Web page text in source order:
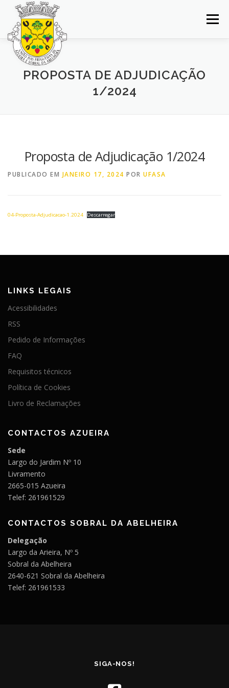
Saltar
conteúdo
Menu
INÍCIO JUNTA DE FREGUESIA
NOTÍCIAS
PROPOSTA DE ADJUDICAÇÃO
1/2024
Proposta de Adjudicação 1/2024
PUBLICADO EM JANEIRO 17, 2024 POR UFASA
04-Proposta-Adjudicacao-1.2024 Descarregar
LINKS LEGAIS
Acessibilidades
RSS
Pedido de Informações
FAQ
Requisitos técnicos
Política de Cookies
Livro de Reclamações
CONTACTOS AZUEIRA
Sede
Largo do Jardim Nº 10
Livramento
2665-015 Azueira
Telef: 261961529
CONTACTOS SOBRAL DA ABELHEIRA
Delegação
Largo da Arieira, Nº 5
Sobral da Abelheira
2640-621 Sobral da Abelheira
Telef: 261961533
SIGA-NOS!